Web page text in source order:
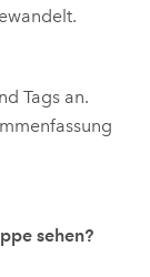
Tags an.
sehen?